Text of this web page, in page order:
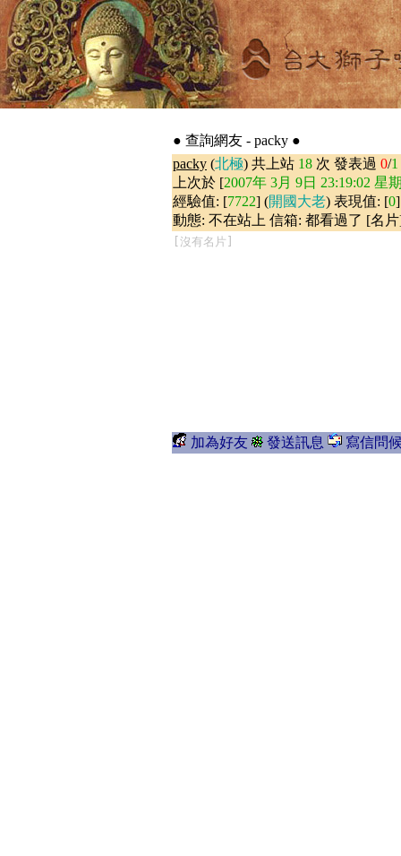
● 查詢網友 - packy ●
packy (北極) 共上站 18 次 發表過 0/1
上次於 [2007年 3月 9日 23:19:02 星
經驗值: [7722] (開國大老) 表現值: [0
動態: 不在站上 信箱: 都看過了 [名
[沒有名片]
加為好友 發送訊息 寫信問